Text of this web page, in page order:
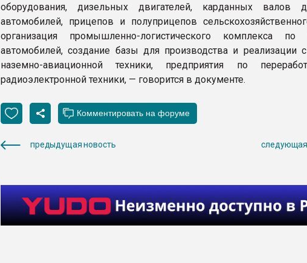
оборудования, дизельных двигателей, карданных валов
автомобилей, прицепов и полуприцепов
организация промышленно-логистического комплекса по
автомобилей, создание базы для производства и реализации
наземно-авиационной техники, предприятия по
радиоэлектронной техники, — говорится в документе.
предыдущая новость следующая